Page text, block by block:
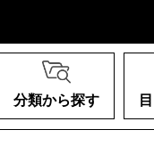
分類から探す